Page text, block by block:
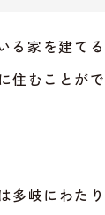
る家を建てる
住むことがで
多岐にわたり